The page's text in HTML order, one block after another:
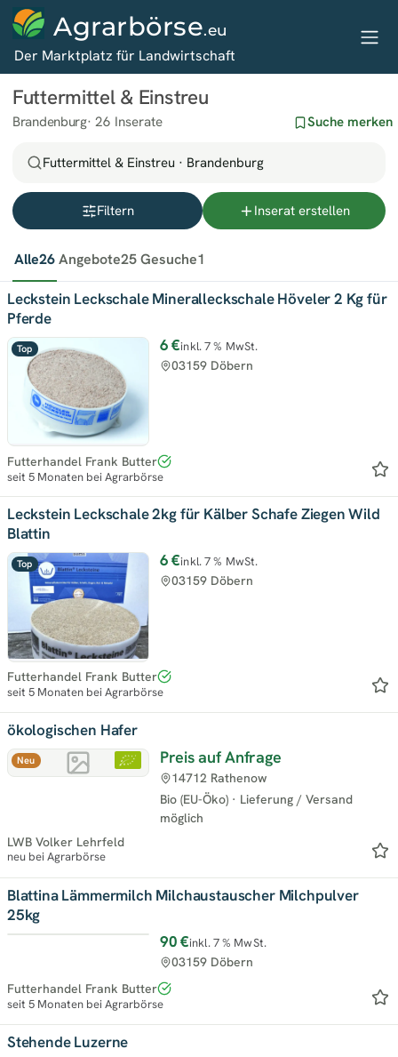
Agrarbörse.eu
Der Marktplatz für Landwirtschaft
Futtermittel & Einstreu
Brandenburg 26 Inserate Suche merken
Futtermittel & Einstreu · Brandenburg
Filtern Inserat erstellen
Alle26Angebote25Gesuche1
Top
Leckstein Leckschale Mineralleckschale Höveler 2 Kg für
Pferde
6 €inkl. 7 % MwSt.
03159 Döbern
Futterhandel Frank Butter
seit 5 Monaten bei Agrarbörse
Top
Leckstein Leckschale 2kg für Kälber Schafe Ziegen Wild
Blattin
6 €inkl. 7 % MwSt.
03159 Döbern
Futterhandel Frank Butter
seit 5 Monaten bei Agrarbörse
Neu
ökologischen Hafer
Preis auf Anfrage
Bio (EU-Öko) · Lieferung / Versand
möglich
14712 Rathenow
LWB Volker Lehrfeld
neu bei Agrarbörse
Blattina Lämmermilch Milchaustauscher Milchpulver
25kg
90 €inkl. 7 % MwSt.
03159 Döbern
Futterhandel Frank Butter
seit 5 Monaten bei Agrarbörse
Stehende Luzerne